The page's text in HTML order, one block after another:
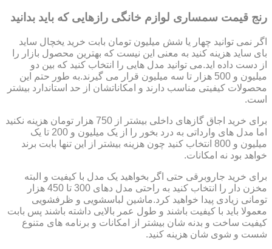
رنج قیمت سمساری لوازم خانگی رازهایی که باید بدانید
اگر نمی توانید چهار یا شش میلیون تومان بابت خرید یخچال ساید
بای ساید هزینه کنید به معنی این نیست که بهترین محصول بازار را
از دست داده اید.می توانید مدل هایی را انتخاب کنید که بین دو
میلیون و 500 هزار تا سه میلیون قرار می گیرند.به طور حتم این
محصولات کیفیتی مناسب دارند و امکاناتشان از حد استاندارد بیشتر
است.
برای خرید اجاق گازهای داخلی بیشتر از 750 هزار تومان هزینه نکنید
اما مدل های وارداتی به درد بخور را از یک میلیون و 200 تا یک
میلیون و 800 انتخاب کنید چون هزینه بیشتر از این تنها بابت برند
خواهد بود نه امکانات.
برای خرید جاروبرقی حتی اگر بخواهید یک مدل با کیفیت و البته
مخزن دار را انتخاب کنید به راحتی مدل دهای 300 تا 450 هزار
تومانی زیادی پیدا خواهید کرد.ماشین لباسشویی و ظرفشویی
معمولا باید با کیفیت باشند و طول عمر بالایی داشته باشند پس بابت
کیفیت ساخت و بدنه شان بیشتر از امکانات و برنامه های متنوع
شست و شوی شان هزینه کنید.